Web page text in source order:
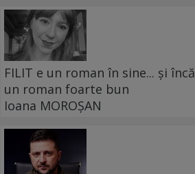
FILIT e un roman în sine... și încă
un roman foarte bun
Ioana MOROȘAN